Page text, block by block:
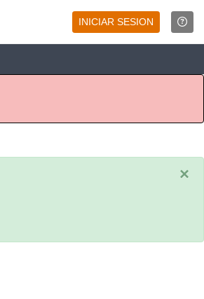
INICIAR SESION
×